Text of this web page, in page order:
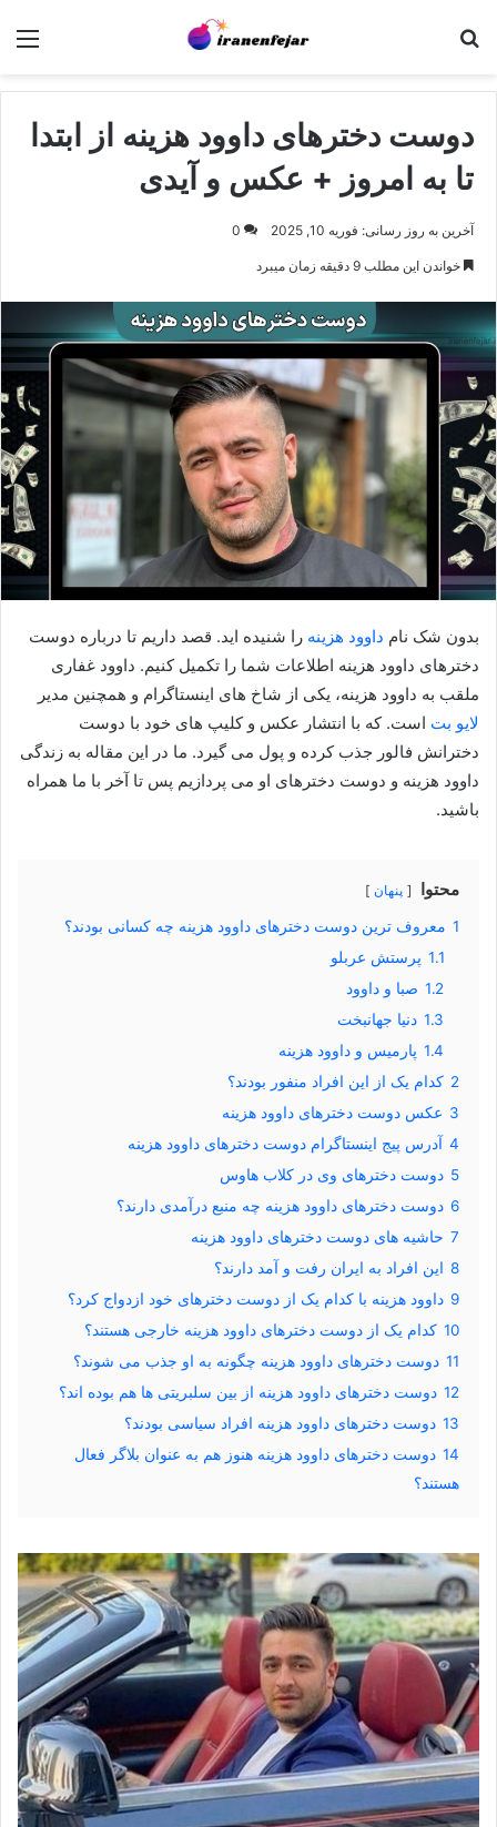
دوست دخترهای داوود هزینه از ابتدا
تا به امروز + عکس و آیدی
آخرین به روز رسانی: فوریه 10, 2025 0
خواندن این مطلب 9 دقیقه زمان میبرد
بدون شک نام داوود هزینه را شنیده اید. قصد داریم تا درباره دوست
دخترهای داوود هزینه اطلاعات شما را تکمیل کنیم. داوود غفاری
ملقب به داوود هزینه، یکی از شاخ های اینستاگرام و همچنین مدیر
لایو بت است. که با انتشار عکس و کلیپ های خود با دوست
دخترانش فالور جذب کرده و پول می گیرد. ما در این مقاله به زندگی
داوود هزینه و دوست دخترهای او می پردازیم پس تا آخر با ما همراه
باشید.
محتوا پنهان
1 معروف ترین دوست دخترهای داوود هزینه چه کسانی بودند؟
1.1 پرستش عربلو
1.2 صبا و داوود
1.3 دنیا جهانبخت
1.4 پارمیس و داوود هزینه
2 کدام یک از این افراد منفور بودند؟
3 عکس دوست دخترهای داوود هزینه
4 آدرس پیج اینستاگرام دوست دخترهای داوود هزینه
5 دوست دخترهای وی در کلاب هاوس
6 دوست دخترهای داوود هزینه چه منبع درآمدی دارند؟
7 حاشیه های دوست دخترهای داوود هزینه
8 این افراد به ایران رفت و آمد دارند؟
9 داوود هزینه با کدام یک از دوست دخترهای خود ازدواج کرد؟
10 کدام یک از دوست دخترهای داوود هزینه خارجی هستند؟
11 دوست دخترهای داوود هزینه چگونه به او جذب می شوند؟
12 دوست دخترهای داوود هزینه از بین سلبریتی ها هم بوده اند؟
13 دوست دخترهای داوود هزینه افراد سیاسی بودند؟
14 دوست دخترهای داوود هزینه هنوز هم به عنوان بلاگر فعال
هستند؟